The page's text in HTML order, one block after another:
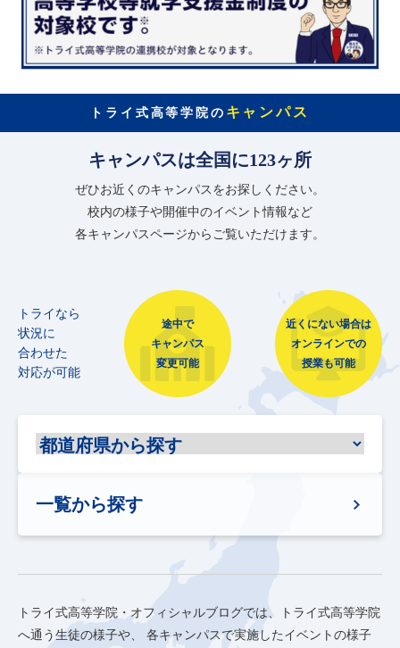
トライ式高等学院の キャンパス
キャンパスは全国に123ヶ所
ぜひお近くのキャンパスをお探しください。
校内の様子や開催中のイベント情報など
各キャンパスページからご覧いただけます。
トライなら
状況に
合わせた
対応が可能
途中で
キャンパス
変更可能
近くにない場合は
オンラインでの
授業も可能
一覧から探す
トライ式高等学院・オフィシャルブログでは、トライ式高等学院
へ通う生徒の様子や、
各キャンパスで実施したイベントの様子